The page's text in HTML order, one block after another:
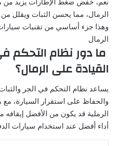
الرمال، مما يحسن الثبات ويقلل من
وهذا جزء أساسي من تقنيات سيارات
الرمال
ما دور نظام التحكم
القيادة على الرمال؟
يساعد نظام التحكم في الجر
والحفاظ على استقرار السيارة،
الرملية قد يكون من الأفضل
أداء أفضل عند استخدام سيارات